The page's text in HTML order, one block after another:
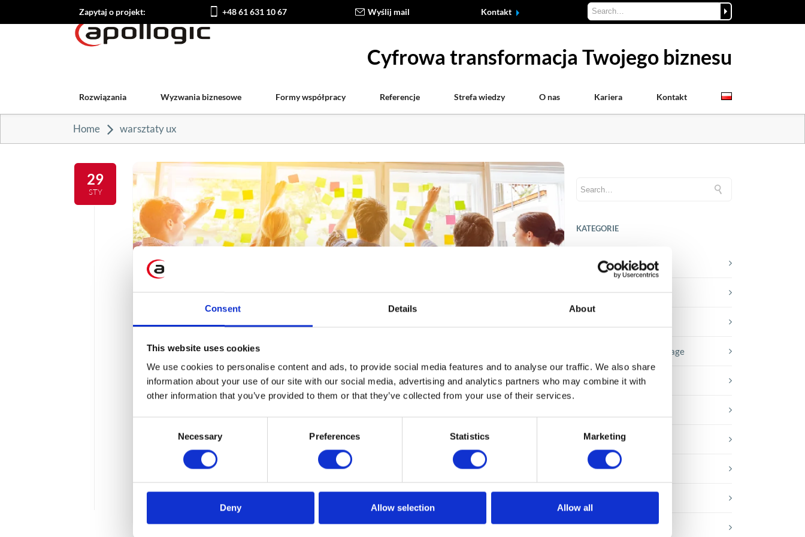
Consent Details About
This website uses cookies
We use cookies to personalise content and ads, to provide social media features and to analyse our traffic. We also share
information about your use of our site with our social media, advertising and analytics partners who may combine it with
other information that you’ve provided to them or that they’ve collected from your use of their services.
Necessary Preferences Statistics Marketing
Deny Allow selection Allow all
Zapytaj o projekt: +48 61 631 10 67 Wyślij mail Kontakt
Cyfrowa transformacja Twojego biznesu
Rozwiązania Wyzwania biznesowe Formy współpracy Referencje Strefa wiedzy O nas Kariera Kontakt
Home warsztaty ux
29
STY
Jak zarządzać projektem front-endowym, aby
oszczędzić czas i osiągnąć najwyższą jakość?
W czasach ciągłej ewolucji biznesowej, wiele firm poszukuje sposobu na poprawę
efektywności swoich procesów. Implementacja wielu projektów front-endowych
pozwoliła nam na wypracowanie oryginalnego podejścia do tworzenia i rozszerzania
tego typu rozwiązań. Nasz workflow pomaga klientom uzyskać dokładnie to, czego chcą,
a także zminimalizować potrzebne zasoby.
KATEGORIE
Aktualności prawne
Baza wiedzy
Historie sukcesu front page
Inicjatywy pracowników
Porady karierowe
Rozwiązania Microsoft
Trendy w SAP-ie